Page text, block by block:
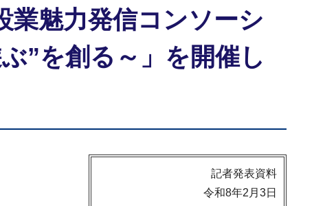
魅力発信コンソーシ
”を創る～」を開催し
記者発表資料
令和8年2月3日